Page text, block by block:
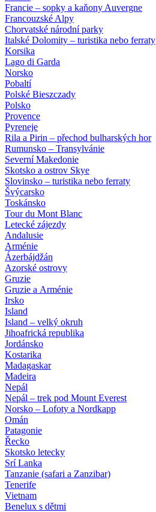
Francie – sopky a kaňony Auvergne
Francouzské Alpy
Chorvatské národní parky
Italské Dolomity – turistika nebo ferraty
Korsika
Lago di Garda
Norsko
Pobaltí
Polské Bieszczady
Polsko
Provence
Pyreneje
Rila a Pirin – přechod bulharských hor
Rumunsko – Transylvánie
Severní Makedonie
Skotsko a ostrov Skye
Slovinsko – turistika nebo ferraty
Švýcarsko
Toskánsko
Tour du Mont Blanc
Letecké zájezdy
Andalusie
Arménie
Ázerbájdžán
Azorské ostrovy
Gruzie
Gruzie a Arménie
Irsko
Island
Island – velký okruh
Jihoafrická republika
Jordánsko
Kostarika
Madagaskar
Madeira
Nepál
Nepál – trek pod Mount Everest
Norsko – Lofoty a Nordkapp
Omán
Patagonie
Řecko
Skotsko letecky
Srí Lanka
Tanzanie (safari a Zanzibar)
Tenerife
Vietnam
Benelux s dětmi